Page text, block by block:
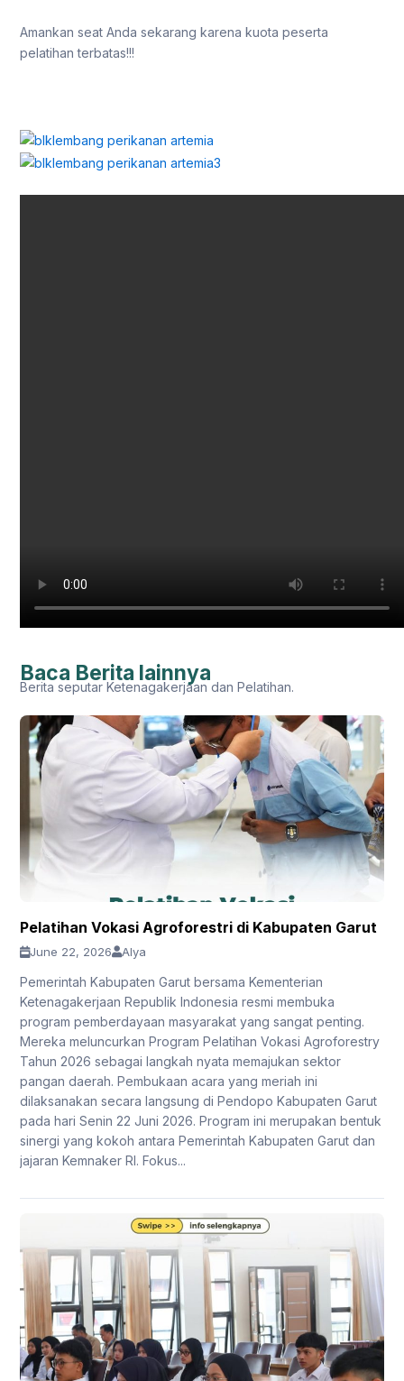
Amankan seat Anda sekarang karena kuota peserta
pelatihan terbatas!!!
Baca Berita lainnya
Berita seputar Ketenagakerjaan dan Pelatihan.
Pelatihan Vokasi Agroforestri di Kabupaten Garut
June 22, 2026 Alya
Pemerintah Kabupaten Garut bersama Kementerian
Ketenagakerjaan Republik Indonesia resmi membuka
program pemberdayaan masyarakat yang sangat penting.
Mereka meluncurkan Program Pelatihan Vokasi Agroforestry
Tahun 2026 sebagai langkah nyata memajukan sektor
pangan daerah. Pembukaan acara yang meriah ini
dilaksanakan secara langsung di Pendopo Kabupaten Garut
pada hari Senin 22 Juni 2026. Program ini merupakan bentuk
sinergi yang kokoh antara Pemerintah Kabupaten Garut dan
jajaran Kemnaker RI. Fokus...